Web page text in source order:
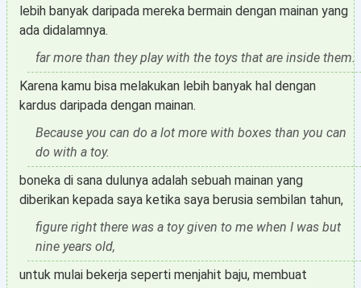
lebih banyak daripada mereka bermain dengan mainan yang
ada didalamnya.
far more than they play with the toys that are inside them.
Karena kamu bisa melakukan lebih banyak hal dengan
kardus daripada dengan mainan.
Because you can do a lot more with boxes than you can
do with a toy.
boneka di sana dulunya adalah sebuah mainan yang
diberikan kepada saya ketika saya berusia sembilan tahun,
figure right there was a toy given to me when I was but
nine years old,
untuk mulai bekerja seperti menjahit baju, membuat